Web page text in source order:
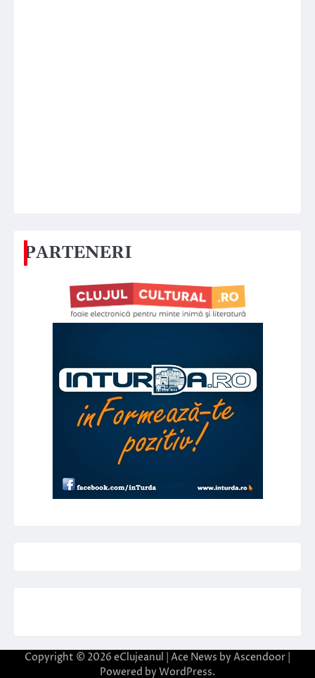
PARTENERI
Copyright © 2026 eClujeanul | Ace News by Ascendoor
Powered by WordPress.